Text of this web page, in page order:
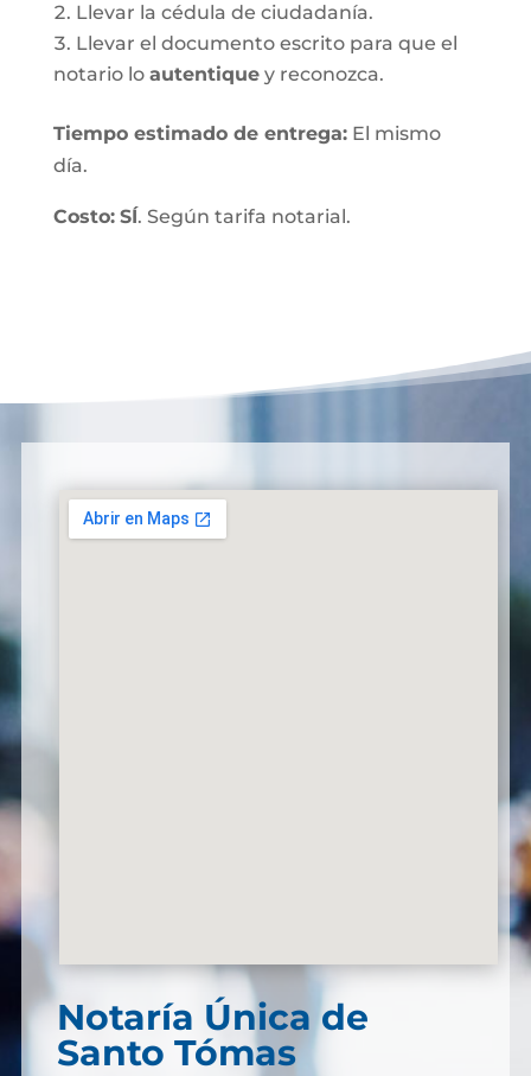
Llevar la cédula de ciudadanía.
Llevar el documento escrito para que el
notario lo autentiquey reconozca.
Tiempo estimado de entrega:El mismo
día.
Costo: SÍ. Según tarifa notarial.
Notaría Única de
Santo Tómas